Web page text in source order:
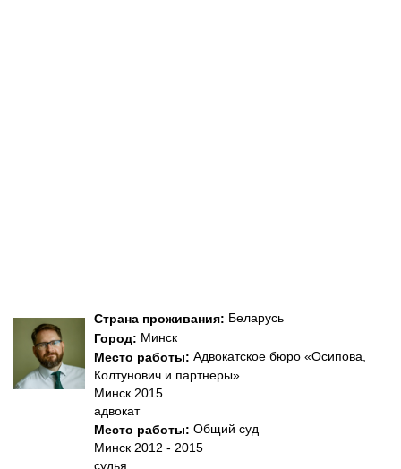
Страна проживания: Беларусь
Город: Минск
Место работы: Адвокатское бюро «Осипова,
Колтунович и партнеры»
Минск 2015
адвокат
Место работы: Общий суд
Минск 2012 - 2015
судья